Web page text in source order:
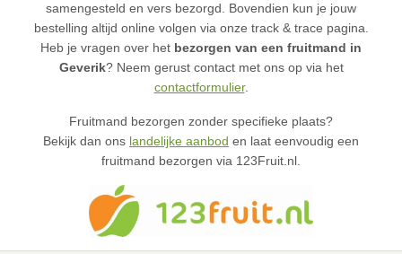
samengesteld en vers bezorgd. Bovendien kun je jouw
bestelling altijd online volgen via onze track & trace pagina.
Heb je vragen over het bezorgen van een fruitmand in
Geverik? Neem gerust contact met ons op via het
contactformulier.
Fruitmand bezorgen zonder specifieke plaats?
Bekijk dan ons landelijke aanbod en laat eenvoudig een
fruitmand bezorgen via 123Fruit.nl.